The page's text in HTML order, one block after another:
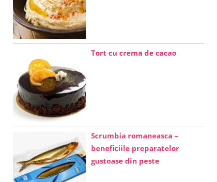
Tort cu crema de cacao
Scrumbia romaneasca –
beneficiile preparatelor
gustoase din peste